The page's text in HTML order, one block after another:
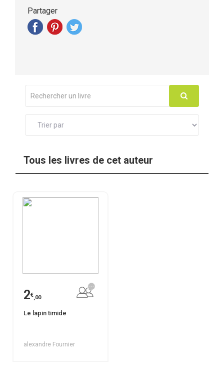
Partager
Tous les livres de cet auteur
2€,00
Le lapin timide
alexandre Fournier